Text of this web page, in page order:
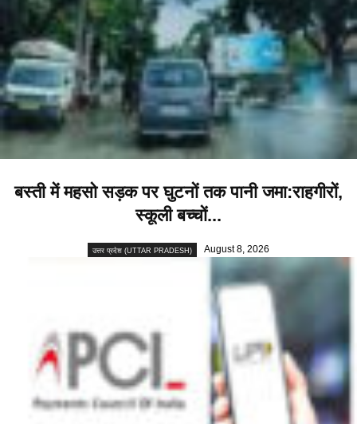
बस्ती में महसो सड़क पर घुटनों तक पानी जमा:राहगीरों,
स्कूली बच्चों...
उत्तर प्रदेश (UTTAR PRADESH) August 8, 2026